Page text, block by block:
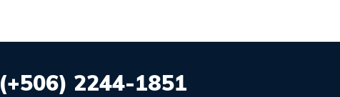
(+506) 2244-1851